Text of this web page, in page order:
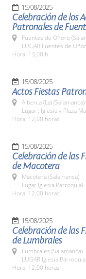
15/08/2025
Celebración de los
Patronales de
Fuentes de Oñoro
LUGAR Fuentes de
Hora: 13,00 h
15/08/2025
Actos Fiestas
Alberca (La) (Salamanca)
Lugar : Iglesia y Plaza
Hora: 12,00 horas
15/08/2025
Celebración de las
de Macotera
Macotera (Salamanca)
Lugar Iglesia
Hora: 12,00 horas
15/08/2025
Celebración de las
de Lumbrales
Lumbrales (Salamanca)
LUGAR Iglesia
Hora: 12,00 horas